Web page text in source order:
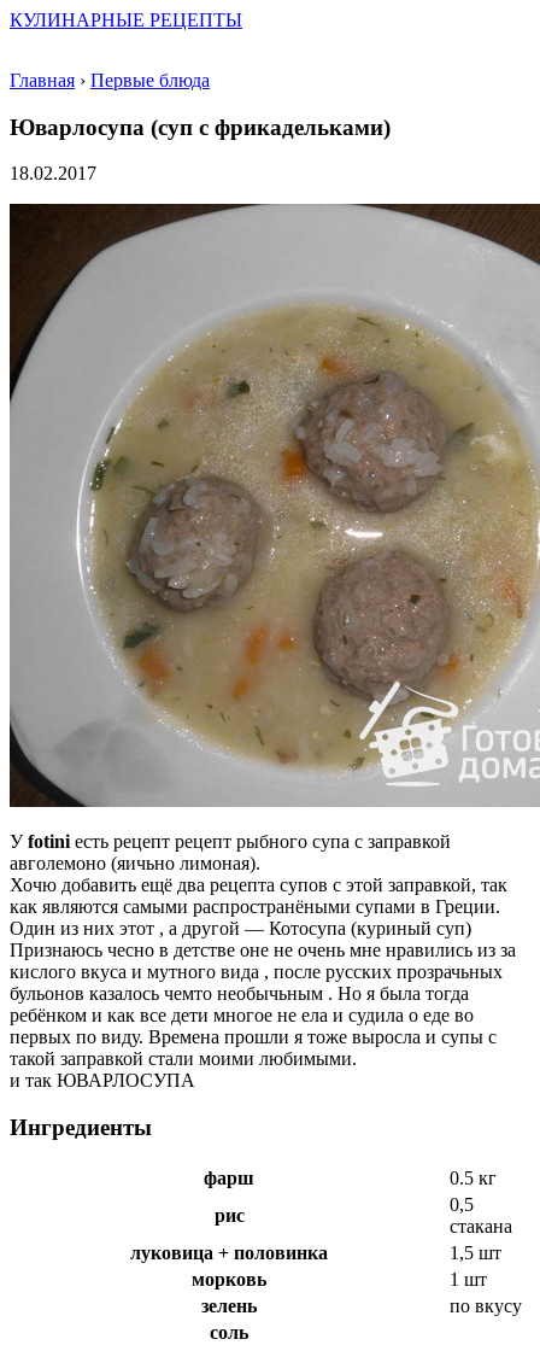
КУЛИНАРНЫЕ РЕЦЕПТЫ
Главная › Первые блюда
Юварлосупа (суп с фрикадельками)
18.02.2017
Уfotiniесть рецепт рецепт рыбного супа с заправкой
авголемоно (яичьно лимоная).
Хочю добавить ещё два рецепта супов с этой заправкой, так
как являются самыми распространёными супами в Греции.
Один из них этот , а другой — Котосупа (куриный суп)
Признаюсь чесно в детстве оне не очень мне нравились из за
кислого вкуса и мутного вида , после русских прозрачьных
бульoнов казалось чемто необычьным . Но я была тогда
ребёнком и как все дети многое не ела и судила о еде во
первых по виду. Времена прошли я тоже выросла и супы с
такой заправкой стали моими любимыми.
и так ЮВАРЛОСУПА
Ингредиенты
фарш
0.5 кг
рис
0,5
стакана
луковица + половинка
1,5 шт
морковь
1 шт
зелень
по вкусу
соль